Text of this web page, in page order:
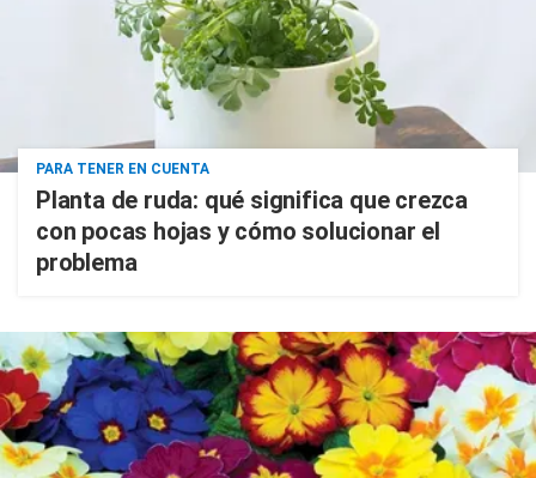
PARA TENER EN CUENTA
Planta de ruda: qué significa que crezca
con pocas hojas y cómo solucionar el
problema